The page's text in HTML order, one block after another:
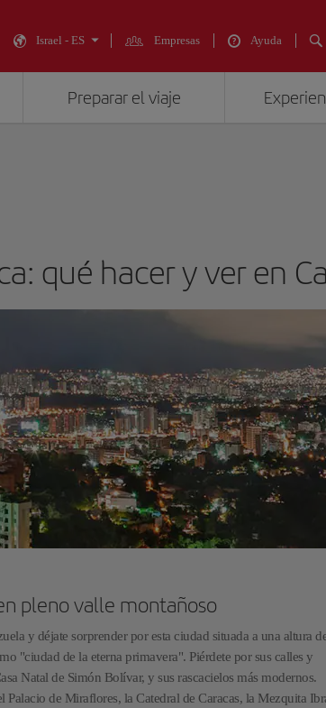
Israel - ES Empresas Ayuda
Preparar el viaje
qué hacer y ver en
pleno valle montañoso
y déjate sorprender por esta ciudad situada a una altura
"ciudad de la eterna primavera". Piérdete por sus calles y
Natal de Simón Bolívar, y sus rascacielos más modernos.
de Miraflores, la Catedral de Caracas, la Mezquita